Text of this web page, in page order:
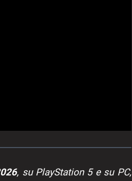
, su PlayStation 5 e su PC,